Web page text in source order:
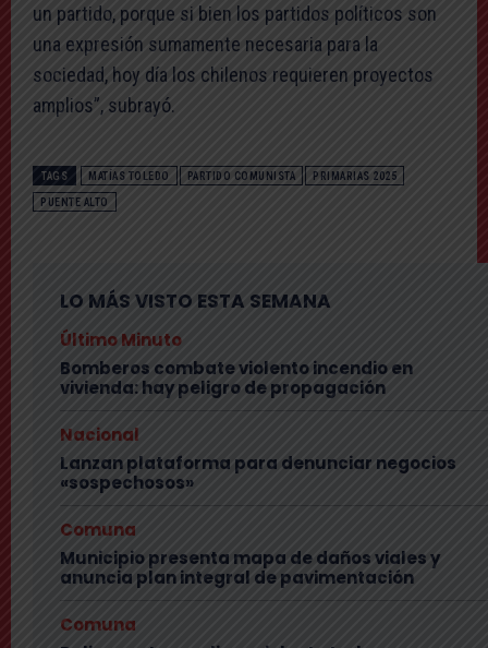
un partido, porque si bien los partidos políticos son
una expresión sumamente necesaria para la
sociedad, hoy día los chilenos requieren proyectos
amplios”, subrayó.
TAGS MATÍAS TOLEDO PARTIDO COMUNISTA PRIMARIAS 2025
PUENTE ALTO
LO MÁS VISTO ESTA SEMANA
Último Minuto
Bomberos combate violento incendio en
vivienda: hay peligro de propagación
Nacional
Lanzan plataforma para denunciar negocios
«sospechosos»
Comuna
Municipio presenta mapa de daños viales y
anuncia plan integral de pavimentación
Comuna